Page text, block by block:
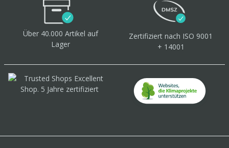
Über 40.000 Artikel auf
Lager
Zertifiziert nach ISO 9001
+ 14001